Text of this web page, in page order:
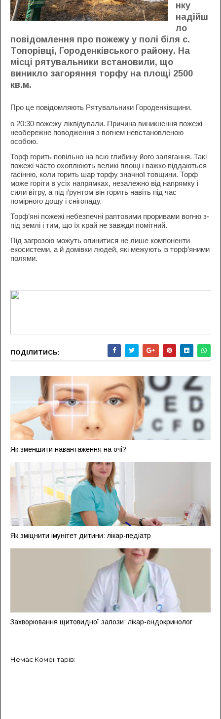
нку
надійш
ло
повідомлення про пожежу у полі біля с.
Топорівці, Городенківського району. На
місці рятувальники встановили, що
виникло загоряння торфу на площі 2500
кв.м.
Про це повідомляють Рятувальники Городенківщини.
о 20:30 пожежу ліквідували. Причина виникнення пожежі –
необережне поводження з вогнем невстановленою
особою.
Торф горить повільно на всю глибину його залягання. Такі
пожежі часто охоплюють великі площі і важко піддаються
гасінню, коли горить шар торфу значної товщини. Торф
може горіти в усіх напрямках, незалежно від напрямку і
сили вітру, а під ґрунтом він горить навіть під час
помірного дощу і снігопаду.
Торф’яні пожежі небезпечні раптовими проривами вогню з-
під землі і тим, що їх край не завжди помітний.
Під загрозою можуть опинитися не лише компоненти
екосистеми, а й домівки людей, які межують із торф’яними
полями.
ПОДІЛИТИСЬ:
Як зменшити навантаження на очі?
Як зміцнити імунітет дитини: лікар-педіатр
Захворювання щитовидної залози: лікар-ендокринолог
Немає Коментарів: